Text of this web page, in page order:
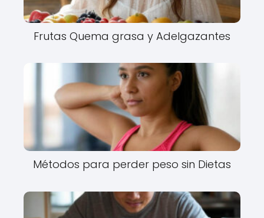
Frutas Quema grasa y Adelgazantes
Métodos para perder peso sin Dietas